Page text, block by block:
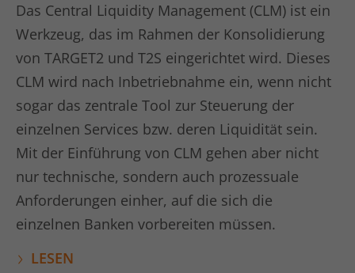
Das Central Liquidity Management (CLM) ist ein
Werkzeug, das im Rahmen der Konsolidierung
von TARGET2 und T2S eingerichtet wird. Dieses
CLM wird nach Inbetriebnahme ein, wenn nicht
sogar das zentrale Tool zur Steuerung der
einzelnen Services bzw. deren Liquidität sein.
Mit der Einführung von CLM gehen aber nicht
nur technische, sondern auch prozessuale
Anforderungen einher, auf die sich die
einzelnen Banken vorbereiten müssen.
LESEN
Laufzeit 1 Minute
Dies ist ein von Google Analytics
gesetztes Cookie vom Mustertyp, bei
dem das Musterelement auf dem
Namen die eindeutige
Identitätsnummer des Kontos oder der
Website enthält, auf das es sich
bezieht. Es scheint eine Variation des
_gat-Cookies zu sein, das verwendet
wird, um die von Google auf Websites
mit hohem Traffic-Aufkommen
aufgezeichnete Datenmenge zu